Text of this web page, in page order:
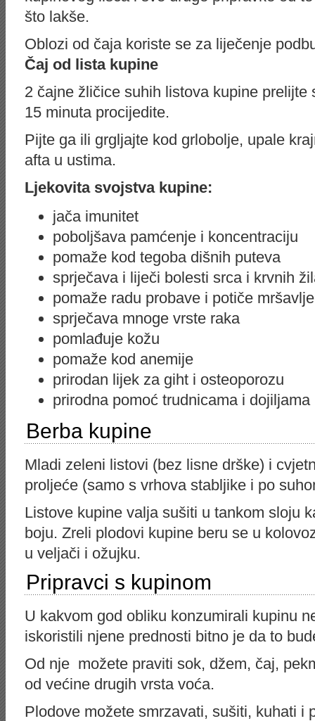
što lakše.
Oblozi od čaja koriste se za liječenje
Čaj od lista kupine
2 čajne žličice suhih listova kupine prelijte
15 minuta procijedite.
Pijte ga ili grgljajte kod grlobolje, upale
afta u ustima.
Ljekovita svojstva kupine:
jača imunitet
poboljšava pamćenje i koncentraciju
pomaže kod tegoba dišnih puteva
sprječava i liječi bolesti srca i krvnih
pomaže radu probave i potiče
sprječava mnoge vrste raka
pomlađuje kožu
pomaže kod anemije
prirodan lijek za giht i osteoporozu
prirodna pomoć trudnicama i dojiljama
Berba kupine
Mladi zeleni listovi (bez lisne drške) i
proljeće (samo s vrhova stabljike i po
Listove kupine valja sušiti u tankom sloju
boju. Zreli plodovi kupine beru se u
u veljači i ožujku.
Pripravci s kupinom
U kakvom god obliku konzumirali kupinu
iskoristili njene prednosti bitno je da to
Od nje možete praviti sok, džem, čaj,
od većine drugih vrsta voća.
Plodove možete smrzavati, sušiti, kuhati i